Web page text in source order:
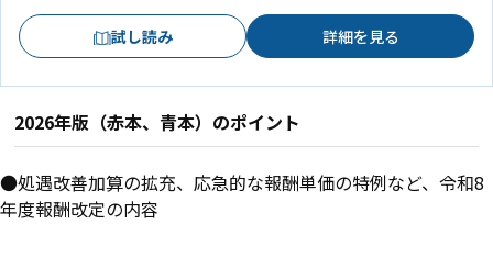
試し読み 詳細を見る
2026年版（赤本、青本）のポイント
●処遇改善加算の拡充、応急的な報酬単価の特例など、令和8
年度報酬改定の内容